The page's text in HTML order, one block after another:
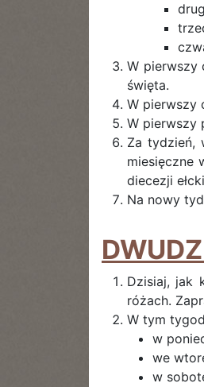
W pierwszy
święta.
W pierwszy
W pierwszy
Za tydzień,
miesięczne
diecezji
Na nowy
Dzisiaj, jak
różach.
W tym
w
we
w